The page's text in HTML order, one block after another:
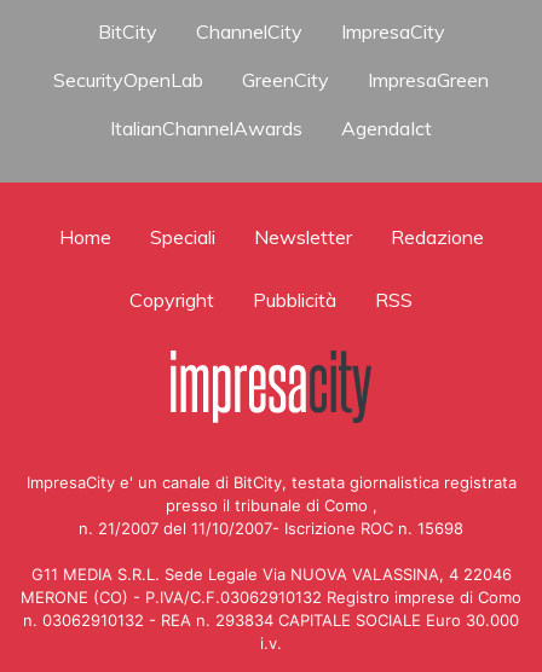
BitCity ChannelCity
ImpresaCity
SecurityOpenLab
GreenCity
ImpresaGreen
ItalianChannelAwards
AgendaIct
Home Speciali Newsletter Redazione
Copyright Pubblicità RSS
ImpresaCity e' un canale di BitCity, testata giornalistica registrata
presso il tribunale di Como ,
n. 21/2007 del 11/10/2007- Iscrizione ROC n. 15698
G11 MEDIA S.R.L. Sede Legale Via NUOVA VALASSINA, 4 22046
MERONE (CO) - P.IVA/C.F.03062910132 Registro imprese di Como
n. 03062910132 - REA n. 293834 CAPITALE SOCIALE Euro 30.000
i.v.